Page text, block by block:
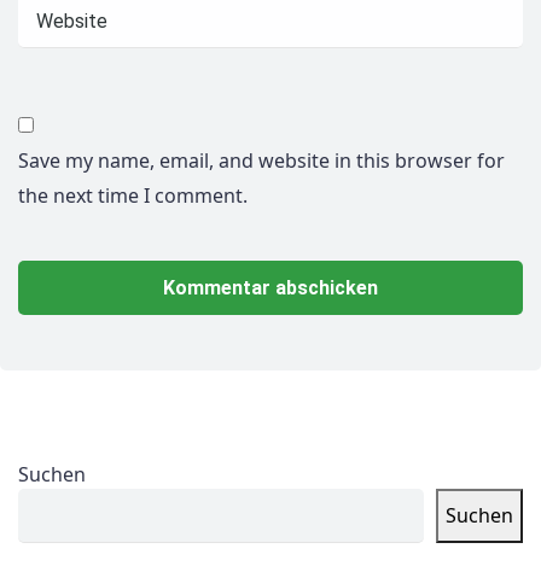
Save my name, email, and website in this browser for
the next time I comment.
Suchen
Suchen